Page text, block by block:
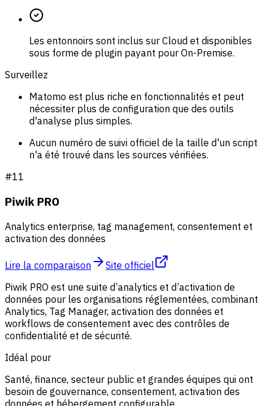
Les entonnoirs sont inclus sur Cloud et disponibles
sous forme de plugin payant pour On-Premise.
Surveillez
Matomo est plus riche en fonctionnalités et peut
nécessiter plus de configuration que des outils
d'analyse plus simples.
Aucun numéro de suivi officiel de la taille d'un script
n'a été trouvé dans les sources vérifiées.
#11
Piwik PRO
Analytics enterprise, tag management, consentement et
activation des données
Lire la comparaison
Site officiel
Piwik PRO est une suite d’analytics et d’activation de
données pour les organisations réglementées, combinant
Analytics, Tag Manager, activation des données et
workflows de consentement avec des contrôles de
confidentialité et de sécurité.
Idéal pour
Santé, finance, secteur public et grandes équipes qui ont
besoin de gouvernance, consentement, activation des
données et hébergement configurable.